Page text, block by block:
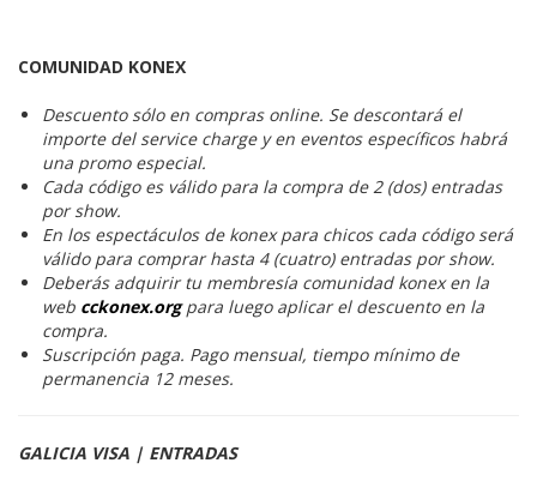
COMUNIDAD KONEX
Descuento sólo en compras online. Se descontará el
importe del service charge y en eventos específicos habrá
una promo especial.
Cada código es válido para la compra de 2 (dos) entradas
por show.
En los espectáculos de konex para chicos cada código será
válido para comprar hasta 4 (cuatro) entradas por show.
Deberás adquirir tu membresía comunidad konex en la
web cckonex.org para luego aplicar el descuento en la
compra.
Suscripción paga. Pago mensual, tiempo mínimo de
permanencia 12 meses.
GALICIA VISA | ENTRADAS